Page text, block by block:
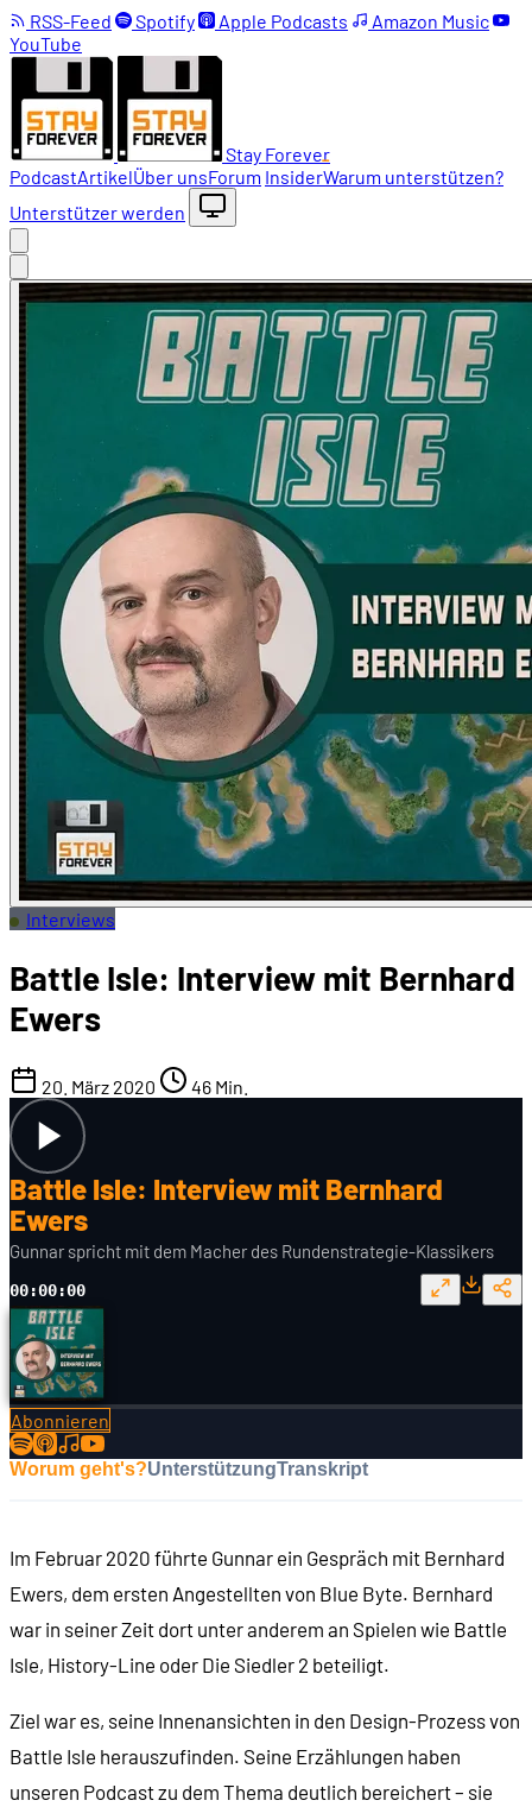
RSS-Feed Spotify Apple Podcasts
Amazon Music
YouTube
Stay Forever
PodcastArtikelÜber unsForum InsiderWarum unterstützen?
Unterstützer werden
Interviews
Battle Isle: Interview mit Bernhard
Ewers
20. März 2020 46 Min.
Battle Isle: Interview mit Bernhard
Ewers
Gunnar spricht mit dem Macher des Rundenstrategie-Klassikers
00:00:00
Abonnieren
Worum geht's?UnterstützungTranskript
Im Februar 2020 führte Gunnar ein Gespräch mit Bernhard
Ewers, dem ersten Angestellten von Blue Byte. Bernhard
war in seiner Zeit dort unter anderem an Spielen wie Battle
Isle, History-Line oder Die Siedler 2 beteiligt.
Ziel war es, seine Innenansichten in den Design-Prozess von
Battle Isle herauszufinden. Seine Erzählungen haben
unseren Podcast zu dem Thema deutlich bereichert – sie